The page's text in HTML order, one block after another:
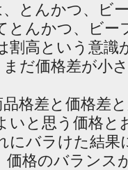
とんかつ、ビ
とんかつ、ビー
割高という意識
だ価格差が小
品格差と価格差
いと思う価格と
にバラけた結
価格のバランス